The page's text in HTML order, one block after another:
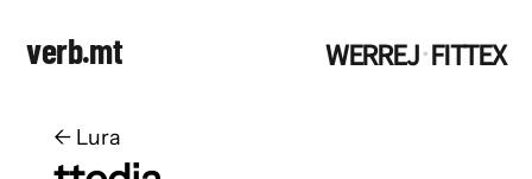
verb.mt WERREJ·FITTEX
← ​​Lura